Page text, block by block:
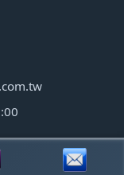
客製化焊錫爐專家